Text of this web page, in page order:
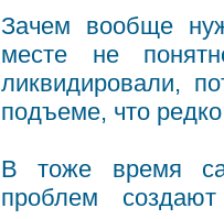
Зачем вообще
месте не
ликвидировали,
подъеме, что
В тоже время
проблем